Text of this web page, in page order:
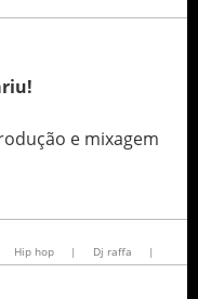
e mixagem
Hip hop | Dj raffa |